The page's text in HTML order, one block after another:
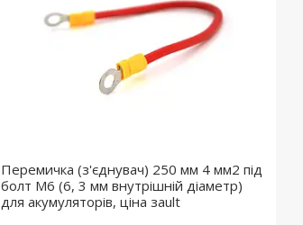
Перемичка (з'єднувач) 250 мм 4 мм2 під
болт М6 (6, 3 мм внутрішній діаметр)
для акумуляторів, ціна заult